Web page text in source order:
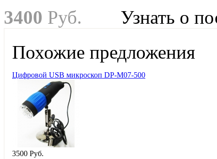
3400 Руб.
Узнать о
Похожие предложения
Цифровой USB микроскоп DP-M07-500
3500 Руб.